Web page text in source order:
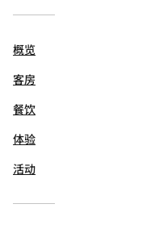
概览
客房
餐饮
体验
活动